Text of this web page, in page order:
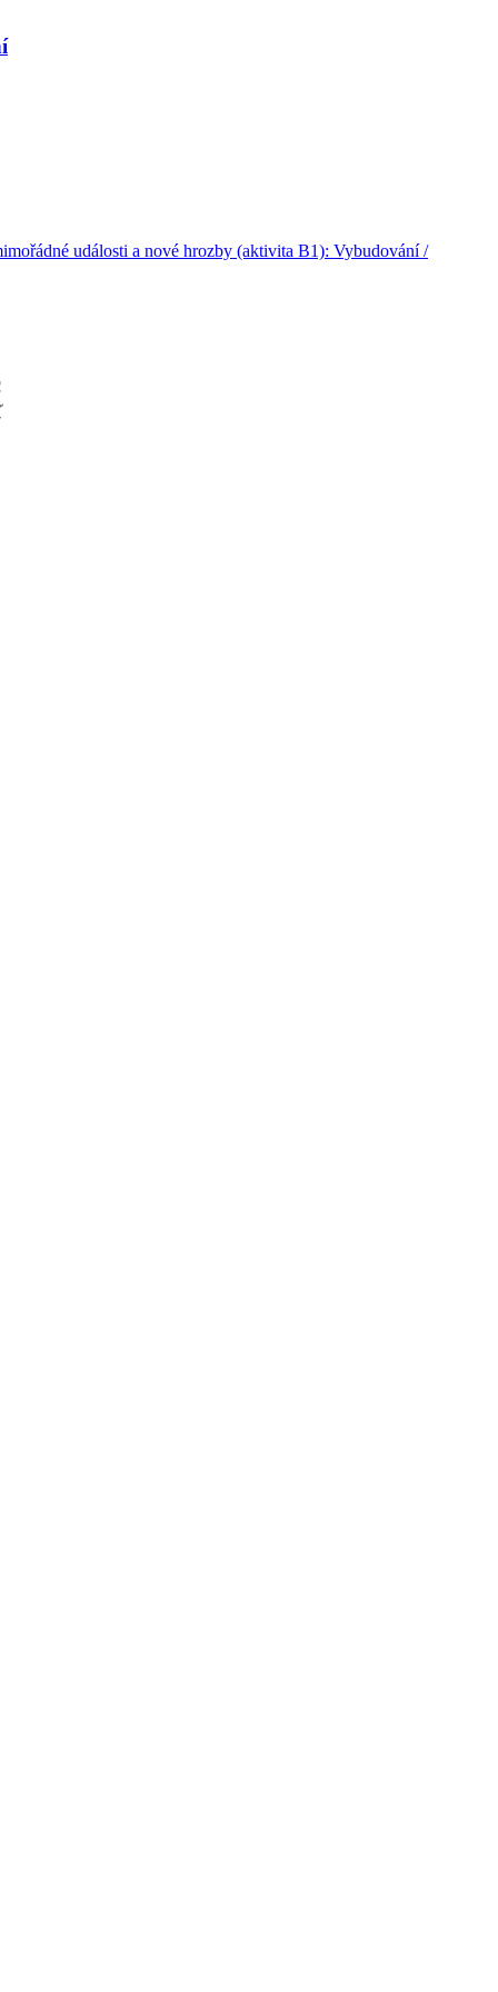
události a nové hrozby (aktivita B1): Vybudování /